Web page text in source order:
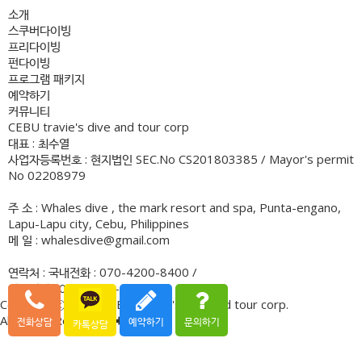
전화상담 카톡상담 예약하기 문의하기
소개
스쿠버다이빙
프리다이빙
펀다이빙
프로그램 패키지
예약하기
커뮤니티
CEBU travie's dive and tour corp
대표 : 최수열
사업자등록번호 : 현지법인 SEC.No CS201803385 / Mayor's permit
No 02208979
주 소 : Whales dive , the mark resort and spa, Punta-engano,
Lapu-Lapu city, Cebu, Philippines
메 일 : whalesdive@gmail.com
연락처 : 국내전화 : 070-4200-8400 /
해외전화 : 091-7770-1882
Copyrightⓒ.2018. CEBU Travie's dive and tour corp.
All Rights Reserved.